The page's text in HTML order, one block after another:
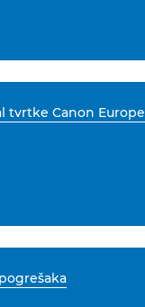
tvrtke Canon Europe